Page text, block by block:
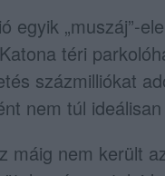
egyik „muszáj”-
Katona téri
százmilliókat
nem túl
máig nem került